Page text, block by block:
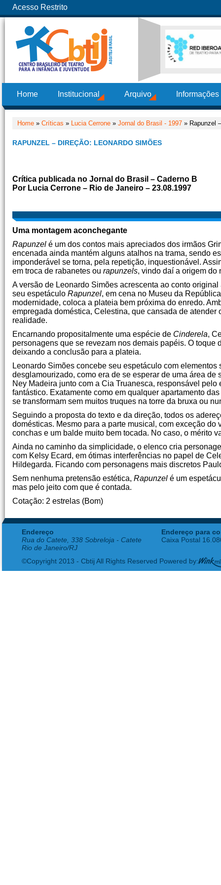
Acesso Restrito
Home Institucional Arquivo
Home » Críticas » Lucia Cerrone » Jornal do Brasil - 1997 » Rapunzel
RAPUNZEL – DIREÇÃO: LEONARDO SIMÕES
Crítica publicada no Jornal do Brasil – Caderno B
Por Lucia Cerrone – Rio de Janeiro – 23.08.1997
Uma montagem aconchegante
Rapunzel é um dos contos mais apreciados dos irmãos
encenada ainda mantém alguns atalhos na trama, sendo
imponderável se torna, pela repetição, inquestionável.
em troca de rabanetes ou rapunzels, vindo daí a origem do
A versão de Leonardo Simões acrescenta ao conto
seu espetáculo Rapunzel, em cena no Museu da
modernidade, coloca a plateia bem próxima do enredo.
empregada doméstica, Celestina, que cansada de
realidade.
Encarnando propositalmente uma espécie de Cinderela,
personagens que se revezam nos demais papéis. O
deixando a conclusão para a plateia.
Leonardo Simões concebe seu espetáculo com
desglamourizado, como era de se esperar de uma área
Ney Madeira junto com a Cia Truanesca, responsável
fantástico. Exatamente como em qualquer apartamento
se transformam sem muitos truques na torre da bruxa ou
Seguindo a proposta do texto e da direção, todos os
domésticas. Mesmo para a parte musical, com exceção
conchas e um balde muito bem tocada. No caso, o mérito
Ainda no caminho da simplicidade, o elenco cria
com Kelsy Ecard, em ótimas interferências no papel de
Hildegarda. Ficando com personagens mais discretos
Sem nenhuma pretensão estética, Rapunzel é um
mas pelo jeito com que é contada.
Cotação: 2 estrelas (Bom)
Endereço
Rua do Catete, 338 Sobreloja - Catete
Rio de Janeiro/RJ
Endereço para
Caixa Postal
©Copyright 2013 - Cbtij All Rights Reserved Powered by: